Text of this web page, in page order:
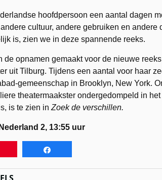
hoofdpersoon een aantal dagen
cultuur, andere gebruiken en
is, zien we in deze spannende reeks.
de opnamen gemaakt voor de nieuwe
uit Tilburg. Tijdens een aantal voor haar
gemeenschap in Brooklyn, New York.
theatermaakster ondergedompeld in
is te zien in Zoek de verschillen.
2, 13:55 uur